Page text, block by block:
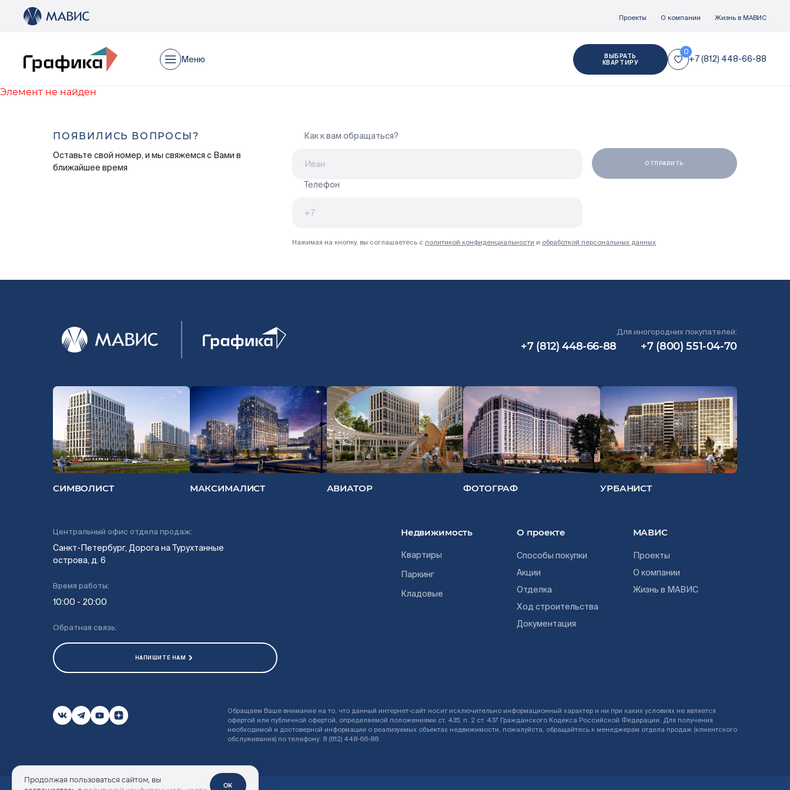
Проекты О компании Жизнь в МАВИС
Меню
ВЫБРАТЬ
КВАРТИРУ
+7 (812) 448-66-88
Квартиры
Паркинг
Кладовые
Ипотека
Trade-in
Для иногородних покупателей:
Элемент не найден
ПОЯВИЛИСЬ ВОПРОСЫ?
Оставьте свой номер, и мы свяжемся с Вами в
ближайшее время
Как к вам обращаться?
Телефон
Нажимая на кнопку, вы соглашаетесь с политикой конфиденциальности и обработкой персональных данных
+7 (812) 448-66-88
Для иногородних покупателей:
+7 (800) 551-04-70
СИМВОЛИСТ МАКСИМАЛИСТ АВИАТОР ФОТОГРАФ УРБАНИСТ
Центральный офис отдела продаж:
Санкт-Петербург, Дорога на Турухтанные
острова, д. 6
Время работы:
10:00 - 20:00
Обратная связь:
НАПИШИТЕ НАМ
Недвижимость
Квартиры
Паркинг
Кладовые
О проекте
Способы покупки
Акции
Отделка
Ход строительства
Документация
МАВИС
Проекты
О компании
Жизнь в МАВИС
Обращаем Ваше внимание на то, что данный интернет-сайт носит исключительно информационный характер и ни при каких условиях не является
офертой или публичной офертой, определяемой положениями ст. 435, п. 2 ст. 437 Гражданского Кодекса Российской Федерации. Для получения
необходимой и достоверной информации о реализуемых объектах недвижимости, пожалуйста, обращайтесь к менеджерам отдела продаж (клиентского
обслуживания) по телефону: 8 (812) 448-66-88
Продолжая пользоваться сайтом, вы
OK